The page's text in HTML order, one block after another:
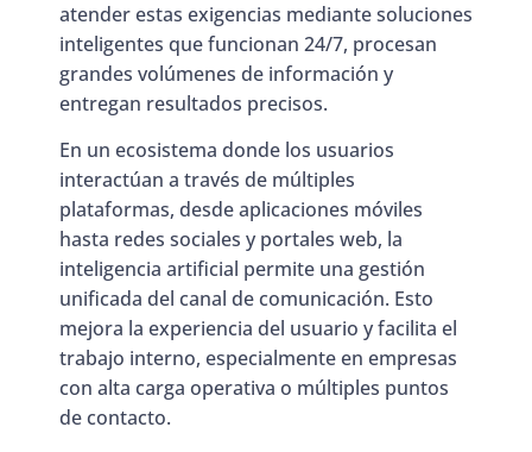
atender estas exigencias mediante soluciones
inteligentes que funcionan 24/7, procesan
grandes volúmenes de información y
entregan resultados precisos.
En un ecosistema donde los usuarios
interactúan a través de múltiples
plataformas, desde aplicaciones móviles
hasta redes sociales y portales web, la
inteligencia artificial permite una gestión
unificada del canal de comunicación. Esto
mejora la experiencia del usuario y facilita el
trabajo interno, especialmente en empresas
con alta carga operativa o múltiples puntos
de contacto.